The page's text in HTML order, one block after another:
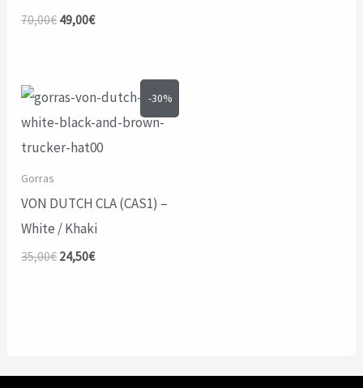
70,00€ El
49,00€El
-30%
Gorras
VON DUTCH CLA (CAS1) –
White / Khaki
35,00€ El
24,50€El